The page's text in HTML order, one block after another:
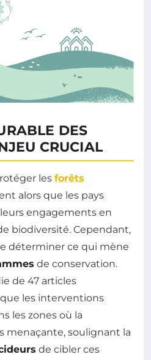
DES
CRUCIAL
les forêts
alors que les pays
engagements en
biodiversité. Cependant,
déterminer ce qui mène
de conservation.
de 47 articles
les interventions
les zones où la
menaçante, soulignant la
de cibler ces